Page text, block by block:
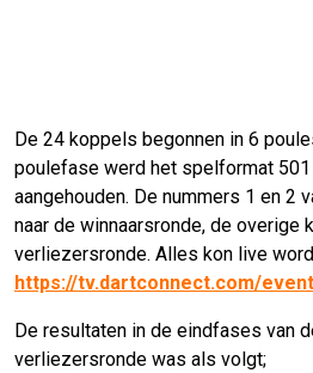
De 24 koppels begonnen in 6
poulefase werd het spelformat
aangehouden. De nummers 1 en 2
naar de winnaarsronde, de overige
verliezersronde. Alles kon live
https://tv.dartconnect.com/
De resultaten in de eindfases van
verliezersronde was als volgt;